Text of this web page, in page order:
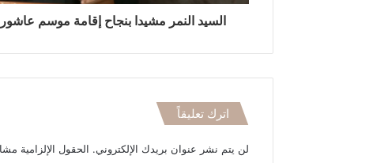
السيد النمر مشيدا بنجاح إقامة موسم
اترك تعليقاً
لن يتم نشر عنوان بريدك الإلكتروني. الحقول الإلزامية